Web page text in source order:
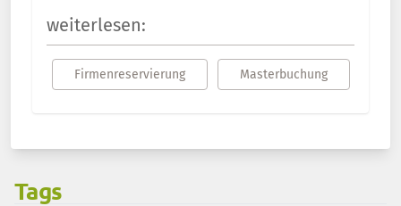
weiterlesen:
Firmenreservierung Masterbuchung
Tags